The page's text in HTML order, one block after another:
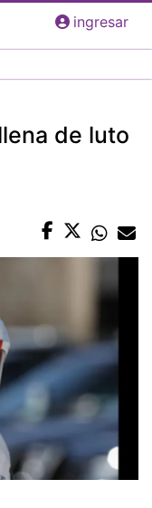
ingresar
de luto